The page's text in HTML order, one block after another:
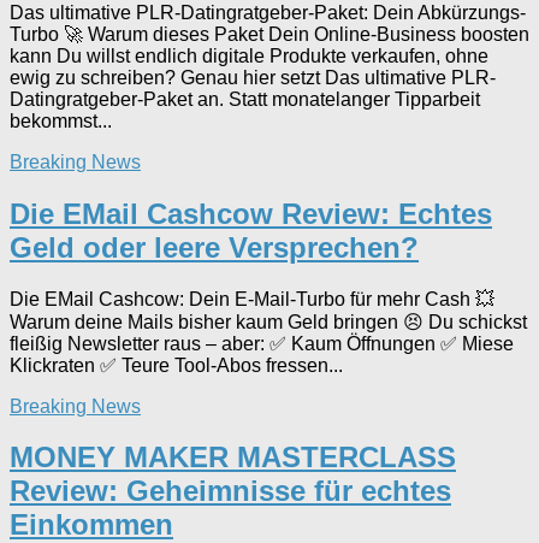
Das ultimative PLR-Datingratgeber-Paket: Dein Abkürzungs-
Turbo 🚀 Warum dieses Paket Dein Online-Business boosten
kann Du willst endlich digitale Produkte verkaufen, ohne
ewig zu schreiben? Genau hier setzt Das ultimative PLR-
Datingratgeber-Paket an. Statt monatelanger Tipparbeit
bekommst...
Breaking News
Die EMail Cashcow Review: Echtes
Geld oder leere Versprechen?
Die EMail Cashcow: Dein E-Mail-Turbo für mehr Cash 💥
Warum deine Mails bisher kaum Geld bringen 😣 Du schickst
fleißig Newsletter raus – aber: ✅ Kaum Öffnungen ✅ Miese
Klickraten ✅ Teure Tool-Abos fressen...
Breaking News
MONEY MAKER MASTERCLASS
Review: Geheimnisse für echtes
Einkommen